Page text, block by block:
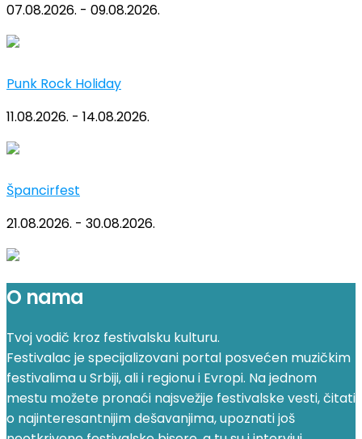
07.08.2026. - 09.08.2026.
Punk Rock Holiday
11.08.2026. - 14.08.2026.
Špancirfest
21.08.2026. - 30.08.2026.
O nama
Tvoj vodič kroz festivalsku kulturu.
Festivalac je specijalizovani portal posvećen muzičkim
festivalima u Srbiji, ali i regionu i Evropi. Na jednom
mestu možete pronaći najsvežije festivalske vesti, čitati
o najinteresantnijim dešavanjima, upoznati još